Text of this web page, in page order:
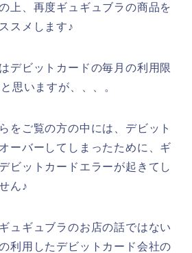
上、再度ギュギュブラの商品を
スメします♪
デビットカードの毎月の利用限
思いますが、、、。
をご覧の方の中には、デビット
ーバーしてしまったために、ギ
ビットカードエラーが起きてし
ん♪
ュギュブラのお店の話ではない
利用したデビットカード会社の